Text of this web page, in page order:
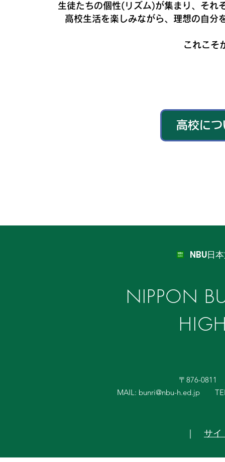
生徒たちの個性(リズム)が集まり、それ
高校生活を楽しみながら、理想の自分
これこそ
高校に
NBU日
NIPPON
〒876-0811
MAIL: bunri@nbu-h.ed.jp
｜ サイ